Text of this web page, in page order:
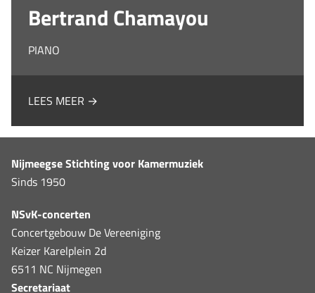
Bertrand Chamayou
PIANO
LEES MEER →
Nijmeegse Stichting voor Kamermuziek
Sinds 1950
NSvK-concerten
Concertgebouw De Vereeniging
Keizer Karelplein 2d
6511 NC Nijmegen
Secretariaat